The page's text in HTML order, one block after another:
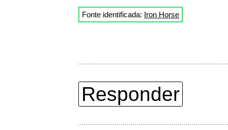
Fonte identificada: Iron Horse
Responder